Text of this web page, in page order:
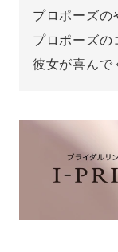
プロポーズの
プロポーズの
彼女が喜んで
パーフェク
プロポーズ
ダイヤモン
プレゼント
I-